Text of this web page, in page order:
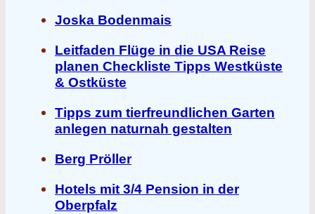
Joska Bodenmais
Leitfaden Flüge in die USA Reise
planen Checkliste Tipps Westküste
& Ostküste
Tipps zum tierfreundlichen Garten
anlegen naturnah gestalten
Berg Pröller
Hotels mit 3/4 Pension in der
Oberpfalz